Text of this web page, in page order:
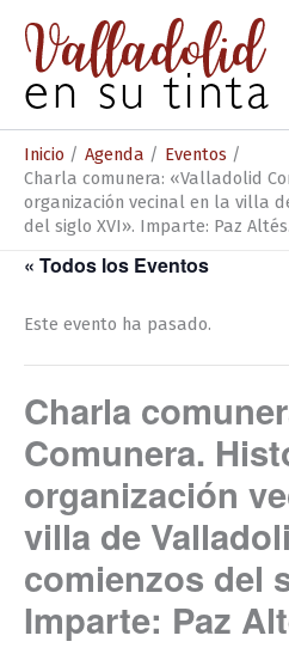
contenido
Inicio Agenda
Eventos
Charla comunera: «Valladolid
organización vecinal en la villa
del siglo XVI». Imparte: Paz Altés.
« Todos los Eventos
Este evento ha pasado.
Charla
Comunera.
organización
villa de
comienzos del
Imparte: Paz